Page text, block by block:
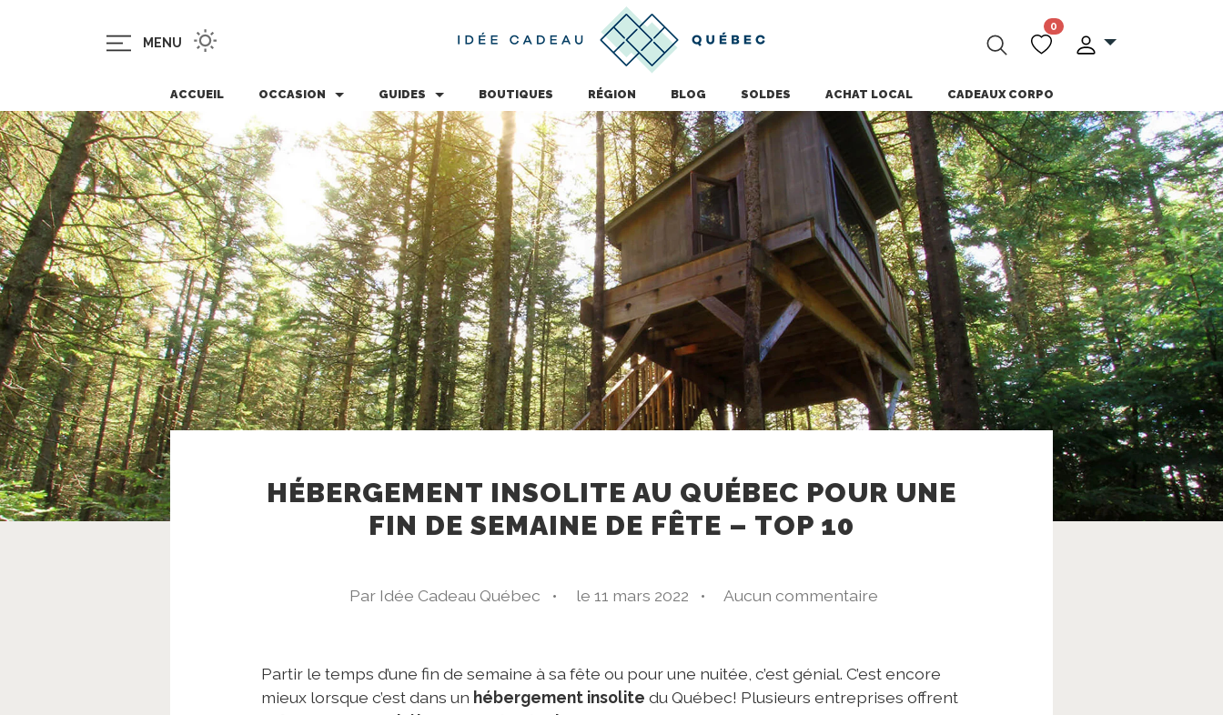
MENU
0
ACCUEIL OCCASION GUIDES BOUTIQUES RÉGION BLOG SOLDES ACHAT LOCAL CADEAUX CORPO
HÉBERGEMENT INSOLITE AU QUÉBEC POUR UNE
FIN DE SEMAINE DE FÊTE – TOP 10
Par Idée Cadeau Québec • le 11 mars 2022 • Aucun commentaire
Partir le temps d’une fin de semaine à sa fête ou pour une nuitée, c’est génial. C’est encore
mieux lorsque c’est dans un hébergement insolite du Québec! Plusieurs entreprises offrent